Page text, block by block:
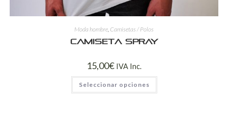
Moda hombre, Camisetas / Polos
Camiseta spray
15,00€ IVA Inc.
Seleccionar opciones